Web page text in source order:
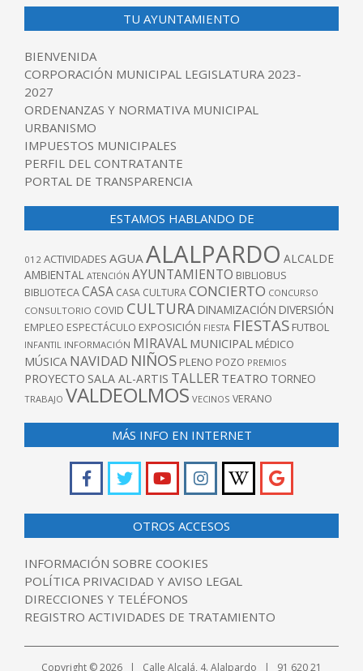
TU AYUNTAMIENTO
BIENVENIDA
CORPORACIÓN MUNICIPAL LEGISLATURA 2023-
2027
ORDENANZAS Y NORMATIVA MUNICIPAL
URBANISMO
IMPUESTOS MUNICIPALES
PERFIL DEL CONTRATANTE
PORTAL DE TRANSPARENCIA
ESTAMOS HABLANDO DE
012 ACTIVIDADES AGUA ALALPARDO ALCALDE
AMBIENTAL ATENCIÓN AYUNTAMIENTO BIBLIOBUS
BIBLIOTECACASA CASA CULTURACONCIERTO CONCURSO
CONSULTORIO COVID CULTURA DINAMIZACIÓN DIVERSIÓN
EMPLEO ESPECTÁCULO EXPOSICIÓN FIESTA FIESTAS FUTBOL
INFANTIL INFORMACIÓN MIRAVAL MUNICIPAL MÉDICO
MÚSICA NAVIDAD NIÑOS PLENO POZO PREMIOS
PROYECTO SALA AL-ARTIS TALLER TEATRO TORNEO
TRABAJO VALDEOLMOS VECINOS VERANO
MÁS INFO EN INTERNET
OTROS ACCESOS
INFORMACIÓN SOBRE COOKIES
POLÍTICA PRIVACIDAD Y AVISO LEGAL
DIRECCIONES Y TELÉFONOS
REGISTRO ACTIVIDADES DE TRATAMIENTO
Copyright © 2026 | Calle Alcalá, 4. Alalpardo | 91 620 21